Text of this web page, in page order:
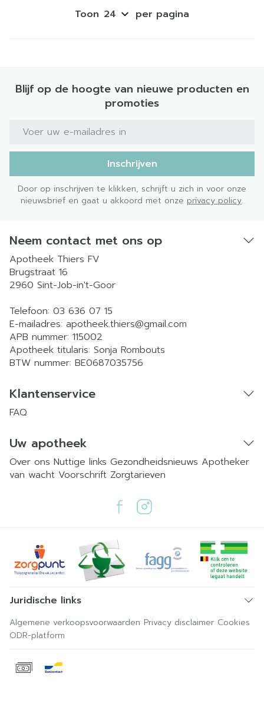
Toon per pagina
Blijf op de hoogte van nieuwe producten en
promoties
E-mail adres
Inschrijven
Door op inschrijven te klikken, schrijft u zich in voor onze
nieuwsbrief en gaat u akkoord met onze privacy policy.
Neem contact met ons op
Apotheek Thiers FV
Brugstraat 16
2960 Sint-Job-in't-Goor
Telefoon: 03 636 07 15
E-mailadres: apotheek.thiers@gmail.com
APB nummer: 115002
Apotheek titularis: Sonja Rombouts
BTW nummer: BE0687035756
Klantenservice
FAQ
Uw apotheek
Over ons Nuttige links Gezondheidsnieuws Apotheker
van wacht Voorschrift Zorgtarieven
Juridische links
Algemene verkoopsvoorwaarden Privacy disclaimer Cookies
ODR-platform